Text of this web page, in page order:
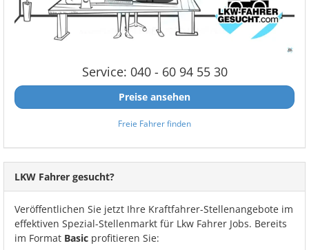
Service: 040 - 60 94 55 30
Preise ansehen
Freie Fahrer finden
LKW Fahrer gesucht?
Veröffentlichen Sie jetzt Ihre Kraftfahrer-Stellenangebote im
effektiven Spezial-Stellenmarkt für Lkw Fahrer Jobs. Bereits
im Format Basic profitieren Sie: